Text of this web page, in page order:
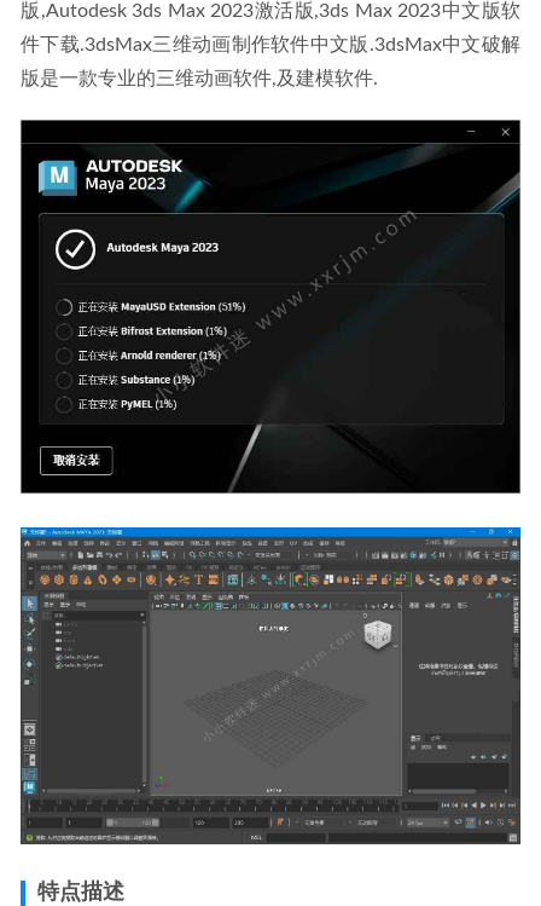
版,Autodesk 3ds Max 2023激活版,3ds Max 2023中文版软
件下载.3dsMax三维动画制作软件中文版.3dsMax中文破解
版是一款专业的三维动画软件,及建模软件.
特点描述
2025-01-12
医院工作清单服务器软件-Sante Worklist Server v2.1.1破解版
2022-12-03